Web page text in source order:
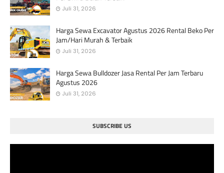
Juli 31, 2026
Harga Sewa Excavator Agustus 2026 Rental Beko Per
Jam/Hari Murah & Terbaik
Juli 31, 2026
Harga Sewa Bulldozer Jasa Rental Per Jam Terbaru
Agustus 2026
Juli 31, 2026
SUBSCRIBE US